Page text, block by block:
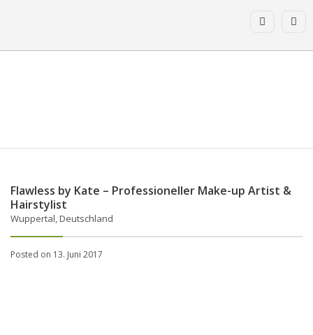
Flawless by Kate – Professioneller Make-up Artist &
Hairstylist
Wuppertal, Deutschland
Posted on 13. Juni 2017